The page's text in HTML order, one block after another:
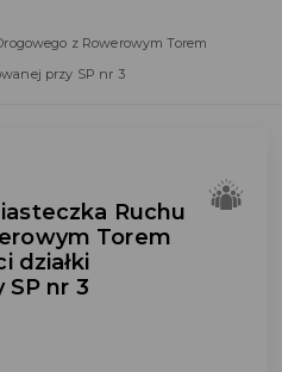
z Rowerowym Torem
przy SP nr 3
Ruchu
Torem
działki
SP nr 3